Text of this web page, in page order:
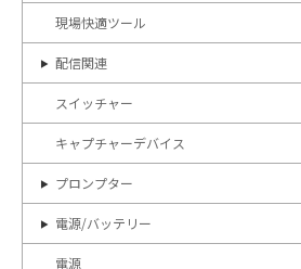
現場快適ツール
配信関連
スイッチャー
キャプチャーデバイス
プロンプター
電源/バッテリー
電源